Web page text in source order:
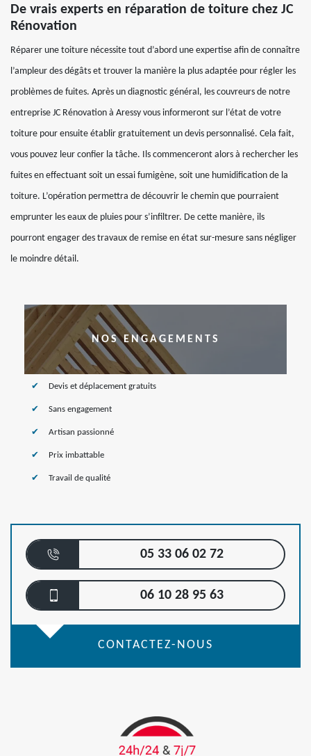
De vrais experts en réparation de toiture chez JC
Rénovation
Réparer une toiture nécessite tout d’abord une expertise afin de connaître
l’ampleur des dégâts et trouver la manière la plus adaptée pour régler les
problèmes de fuites. Après un diagnostic général, les couvreurs de notre
entreprise JC Rénovation à Aressy vous informeront sur l’état de votre
toiture pour ensuite établir gratuitement un devis personnalisé. Cela fait,
vous pouvez leur confier la tâche. Ils commenceront alors à rechercher les
fuites en effectuant soit un essai fumigène, soit une humidification de la
toiture. L’opération permettra de découvrir le chemin que pourraient
emprunter les eaux de pluies pour s’infiltrer. De cette manière, ils
pourront engager des travaux de remise en état sur-mesure sans négliger
le moindre détail.
NOS ENGAGEMENTS
Devis et déplacement gratuits
Sans engagement
Artisan passionné
Prix imbattable
Travail de qualité
05 33 06 02 72
06 10 28 95 63
CONTACTEZ-NOUS